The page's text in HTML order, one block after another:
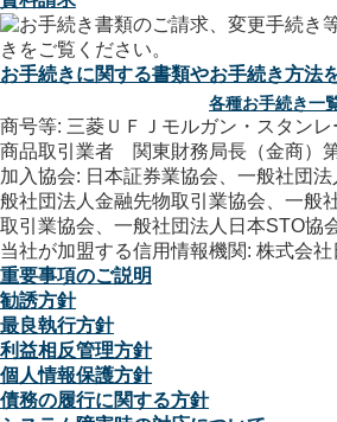
お手続きに関する書類やお手続き方法
各種お手続き一
商号等: 三菱ＵＦＪモルガン・スタン
商品取引業者 関東財務局長（金商）
加入協会: 日本証券業協会、一般社団
般社団法人金融先物取引業協会、一般
取引業協会、一般社団法人日本STO協
当社が加盟する信用情報機関: 株式会
重要事項のご説明
勧誘方針
最良執行方針
利益相反管理方針
個人情報保護方針
債務の履行に関する方針